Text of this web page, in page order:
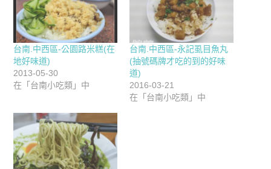
台南.中西區-公園路米糕(在
地好味道)
2013-05-30
在「台南小吃類」中
台南.中西區-永記虱目魚丸
(抽號碼牌才吃的到的好味
道)
2016-03-21
在「台南小吃類」中